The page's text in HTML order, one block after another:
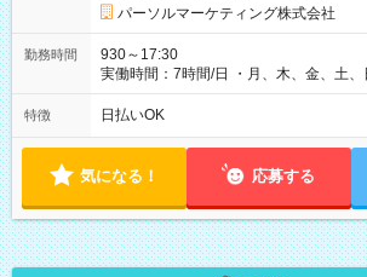
パーソルマーケティング株式会社
勤務時間
930～17:30
実働時間：7時間/日 ・月、木、金、土
は固定休です／夏季、年末年始等、長
フト！ 残業ほぼナシ（0～5h/月）
特徴 日払いOK
気になる！ 応募する